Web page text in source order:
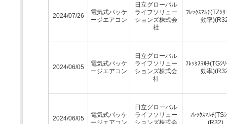
2024/07/26
電気式パッケ
ージエアコン
日立グローバル
ライフソリュー
ションズ株式会
社
ﾌﾚｯｸｽﾏﾙﾁ(TZｼ
効率
2024/06/05
電気式パッケ
ージエアコン
日立グローバル
ライフソリュー
ションズ株式会
社
ﾌﾚｯｸｽﾏﾙﾁ(TGｼ
効率
2024/06/05
電気式パッケ
ージエアコン
日立グローバル
ライフソリュー
ションズ株式会
ﾌﾚｯｸｽﾏﾙﾁ(TS
(R32)